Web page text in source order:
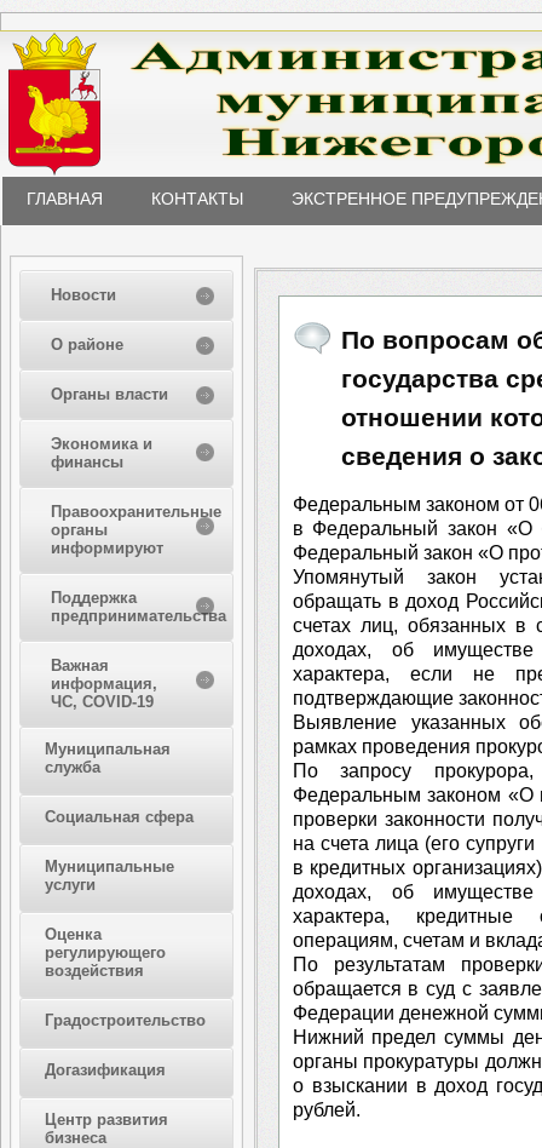
ГЛАВНАЯ КОНТАКТЫ ЭКСТРЕННОЕ
Новости
О районе
Органы власти
Экономика и
финансы
Правоохранительные
органы
информируют
Поддержка
предпринимательства
Важная
информация,
ЧС, COVID-19
Муниципальная
служба
Социальная сфера
Муниципальные
услуги
Оценка
регулирующего
воздействия
Градостроительство
Догазификация
Центр развития
бизнеса
По вопросам
государства
отношении
сведения о
Федеральным законом от
в Федеральный закон «О
Федеральный закон «О
Упомянутый закон
обращать в доход
счетах лиц, обязанных в
доходах, об имуществе
характера, если не
подтверждающие
Выявление указанных
рамках проведения
По запросу
Федеральным законом «О
проверки законности
на счета лица (его
в кредитных
доходах, об имуществе
характера,
операциям, счетам и
По результатам
обращается в суд с
Федерации денежной
Нижний предел суммы
органы прокуратуры
о взыскании в доход
рублей.